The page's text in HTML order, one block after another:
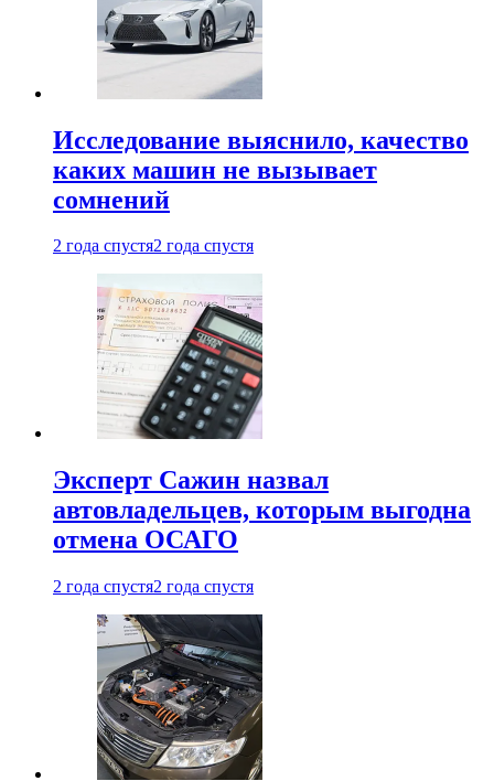
Исследование выяснило, качество
каких машин не вызывает
сомнений
2 года спустя2 года спустя
Эксперт Сажин назвал
автовладельцев, которым выгодна
отмена ОСАГО
2 года спустя2 года спустя